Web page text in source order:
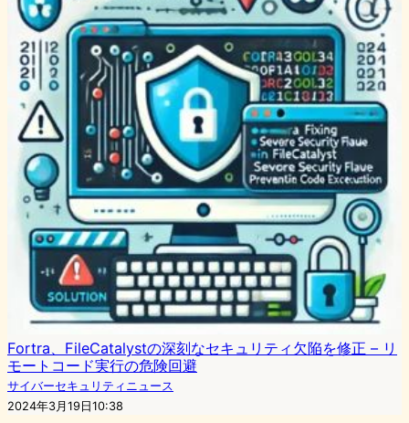
Fortra、FileCatalystの深刻なセキュリティ欠陥を修正 – リ
モートコード実行の危険回避
サイバーセキュリティニュース
2024年3月19日10:38